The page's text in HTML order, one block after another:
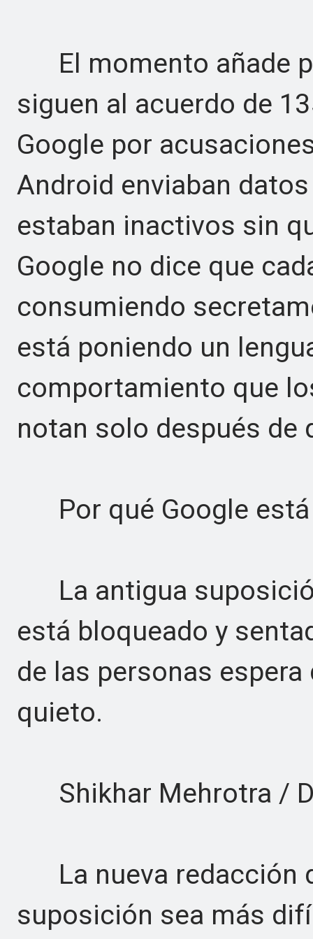
El momento añade
siguen al acuerdo de
Google por
Android enviaban
estaban inactivos sin
Google no dice que
consumiendo
está poniendo un
comportamiento que
notan solo después de
Por qué Google está
La antigua
está bloqueado y
de las personas
quieto.
Shikhar Mehrotra /
La nueva redacción
suposición sea más